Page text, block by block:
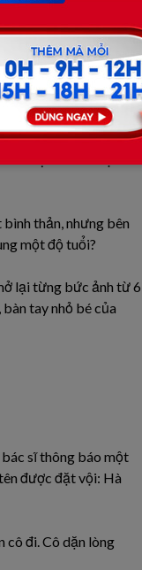
– đặc điểm mà
trẻ bị bỏ rơi ở bệnh
thản, nhưng bên
một độ tuổi?
lại từng bức ảnh từ 6
tay nhỏ bé của
sĩ thông báo một
được đặt vội: Hà
cô đi. Cô dặn lòng